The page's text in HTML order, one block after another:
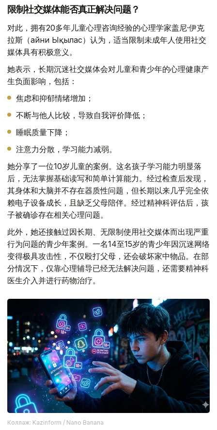
限制社交媒体能否真正解决问题？
对此，拥有20多年儿童心理咨询经验的心理学家盖尼·伊克
拉斯（Ғайни Ықылас）认为，适当限制未成年人使用社交
媒体具有积极意义。
她表示，长期沉迷社交媒体会对儿童和青少年的心理健康产
生负面影响，包括：
焦虑和抑郁情绪增加；
不断与他人比较，导致自我评价降低；
睡眠质量下降；
注意力分散，学习能力减弱。
她分享了一位10岁儿童的案例。这名孩子学习能力明显落
后，无法掌握基础读写和简单计算能力。经过检查后发现，
其身体和大脑并不存在器质性问题，但长期以来几乎完全依
赖电子设备成长，且缺乏父母陪伴。经过精神科评估后，孩
子被确诊存在相关心理问题。
此外，她还接触过因长期、无限制使用社交媒体而出现严重
行为问题的青少年案例。一名14至15岁的青少年因沉迷网络
变得极具攻击性，不仅殴打父母，还会破坏家中物品。在部
分情况下，仅靠心理辅导已经无法解决问题，还需要精神科
医生介入并进行药物治疗。
Коллаж: Kazinform / Nano Banana